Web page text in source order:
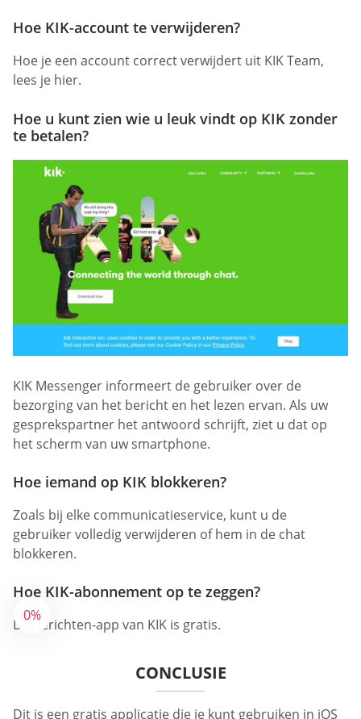
0%
Hoe KIK-account te verwijderen?
Hoe je een account correct verwijdert uit KIK Team,
lees je hier.
Hoe u kunt zien wie u leuk vindt op KIK zonder
te betalen?
KIK Messenger informeert de gebruiker over de
bezorging van het bericht en het lezen ervan. Als uw
gesprekspartner het antwoord schrijft, ziet u dat op
het scherm van uw smartphone.
Hoe iemand op KIK blokkeren?
Zoals bij elke communicatieservice, kunt u de
gebruiker volledig verwijderen of hem in de chat
blokkeren.
Hoe KIK-abonnement op te zeggen?
De berichten-app van KIK is gratis.
CONCLUSIE
Dit is een gratis applicatie die je kunt gebruiken in iOS